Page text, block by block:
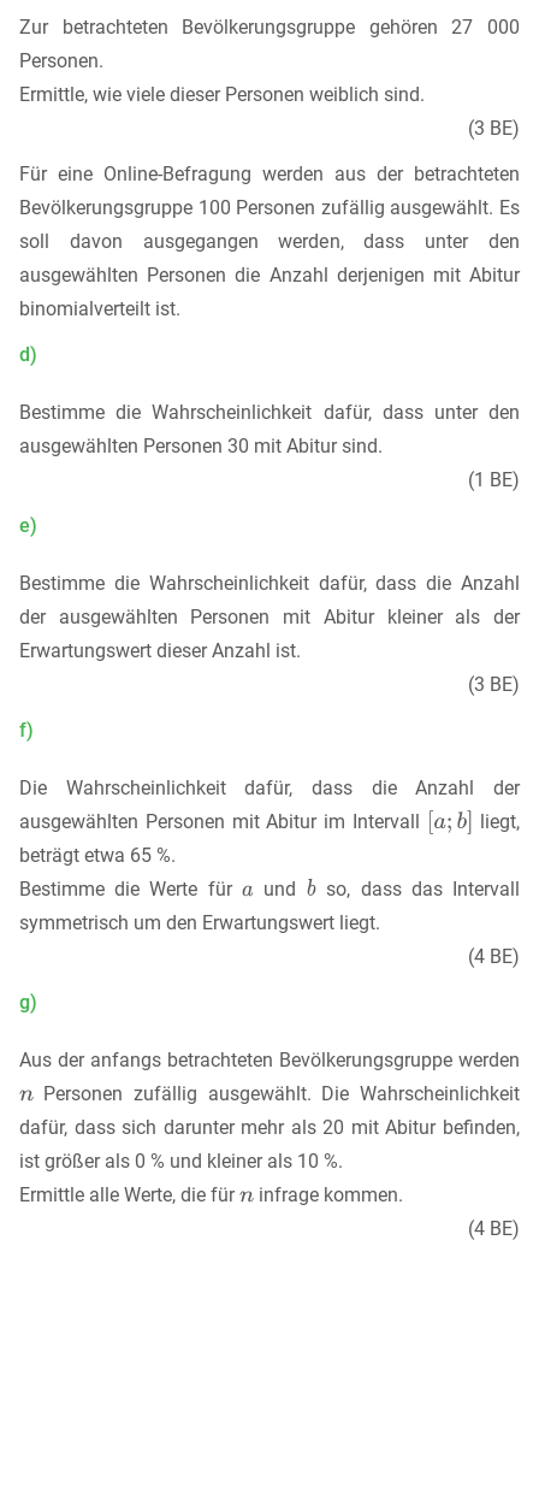
Zur betrachteten Bevölkerungsgruppe gehören 27 000
Personen.
Ermittle, wie viele dieser Personen weiblich sind.
(3 BE)
Für eine Online-Befragung werden aus der betrachteten
Bevölkerungsgruppe 100 Personen zufällig ausgewählt. Es
soll davon ausgegangen werden, dass unter den
ausgewählten Personen die Anzahl derjenigen mit Abitur
binomialverteilt ist.
d)
Bestimme die Wahrscheinlichkeit dafür, dass unter den
ausgewählten Personen 30 mit Abitur sind.
(1 BE)
e)
Bestimme die Wahrscheinlichkeit dafür, dass die Anzahl
der ausgewählten Personen mit Abitur kleiner als der
Erwartungswert dieser Anzahl ist.
(3 BE)
f)
Die Wahrscheinlichkeit dafür, dass die Anzahl der
ausgewählten Personen mit Abitur im Intervall
liegt,
beträgt etwa 65 %.
Bestimme die Werte für
und
so, dass das Intervall
symmetrisch um den Erwartungswert liegt.
(4 BE)
g)
Aus der anfangs betrachteten Bevölkerungsgruppe werden
Personen zufällig ausgewählt. Die Wahrscheinlichkeit
dafür, dass sich darunter mehr als 20 mit Abitur befinden,
ist größer als 0 % und kleiner als 10 %.
Ermittle alle Werte, die für
infrage kommen.
(4 BE)